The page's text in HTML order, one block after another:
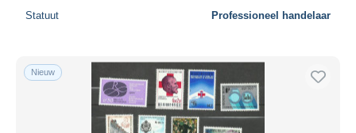
Statuut Professioneel handelaar
Nieuw